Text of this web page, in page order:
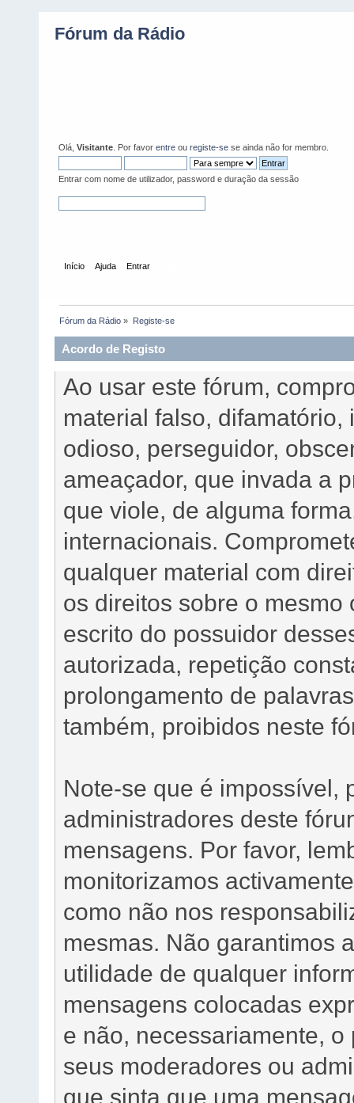
Fórum da Rádio
Olá, Visitante . Por favor entre ou registe-se se ainda não for membro.
Entrar com nome de utilizador, password e duração da sessão
Início Ajuda Entrar
Fórum da Rádio » Registe-se
Acordo de Registo
Ao usar este fórum,
material falso,
odioso, perseguidor,
ameaçador, que invada a
que viole, de alguma
internacionais.
qualquer material com
os direitos sobre o
escrito do possuidor
autorizada, repetição
prolongamento de
também, proibidos neste
Note-se que é impossível,
administradores deste
mensagens. Por favor,
monitorizamos
como não nos
mesmas. Não garantimos
utilidade de qualquer
mensagens colocadas
e não, necessariamente,
seus moderadores ou
que sinta que uma